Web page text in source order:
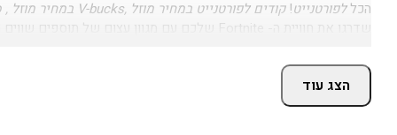
הכללפורטנייט!קודים לפורטנייט במחיר מוזל ,V-bucks במחיר מוזל , סקינים מעונות קודמות
הצג עוד